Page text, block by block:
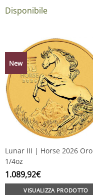
Disponibile
New
Lunar III | Horse 2026 Oro
1/4oz
1.089,92€
VISUALIZZA PRODOTTO